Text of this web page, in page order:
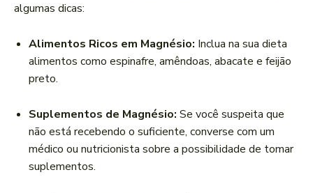
algumas dicas:
Alimentos Ricos em Magnésio: Inclua na sua dieta
alimentos como espinafre, amêndoas, abacate e feijão
preto.
Suplementos de Magnésio: Se você suspeita que
não está recebendo o suficiente, converse com um
médico ou nutricionista sobre a possibilidade de tomar
suplementos.